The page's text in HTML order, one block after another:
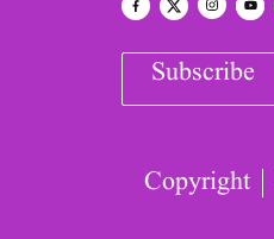
Subscribe
Copyright